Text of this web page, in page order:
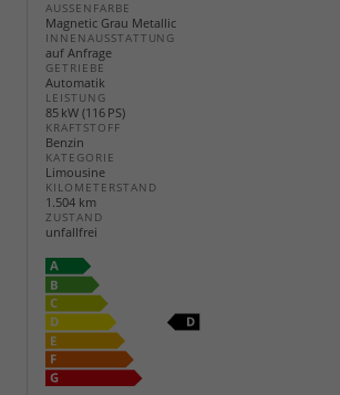
AUSSENFARBE
Magnetic Grau Metallic
INNENAUSSTATTUNG
auf Anfrage
GETRIEBE
Automatik
LEISTUNG
85 kW (116 PS)
KRAFTSTOFF
Benzin
KATEGORIE
Limousine
KILOMETERSTAND
1.504 km
ZUSTAND
unfallfrei